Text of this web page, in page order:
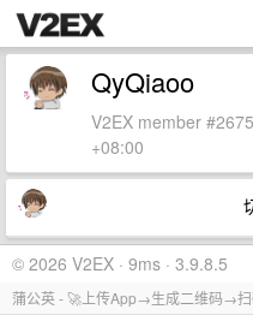
QyQiaoo
V2EX member
+08:00
© 2026 V2EX · 9ms · 3.9.8.5
蒲公英 - 🚀上传App→生成二维码→